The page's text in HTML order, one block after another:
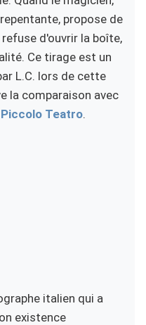
propose de
d'ouvrir la boîte,
Ce tirage est un
L.C. lors de cette
la comparaison avec
Teatro.
italien qui a
existence